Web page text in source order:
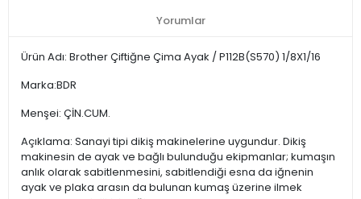
Yorumlar
Ürün Adı: Brother Çiftiğne Çima Ayak / P112B(S570) 1/8X1/16
Marka:BDR
Menşei: ÇİN.CUM.
Açıklama: Sanayi tipi dikiş makinelerine uygundur. Dikiş
makinesin de ayak ve bağlı bulunduğu ekipmanlar; kumaşın
anlık olarak sabitlenmesini, sabitlendiği esna da iğnenin
ayak ve plaka arasın da bulunan kumaş üzerine ilmek